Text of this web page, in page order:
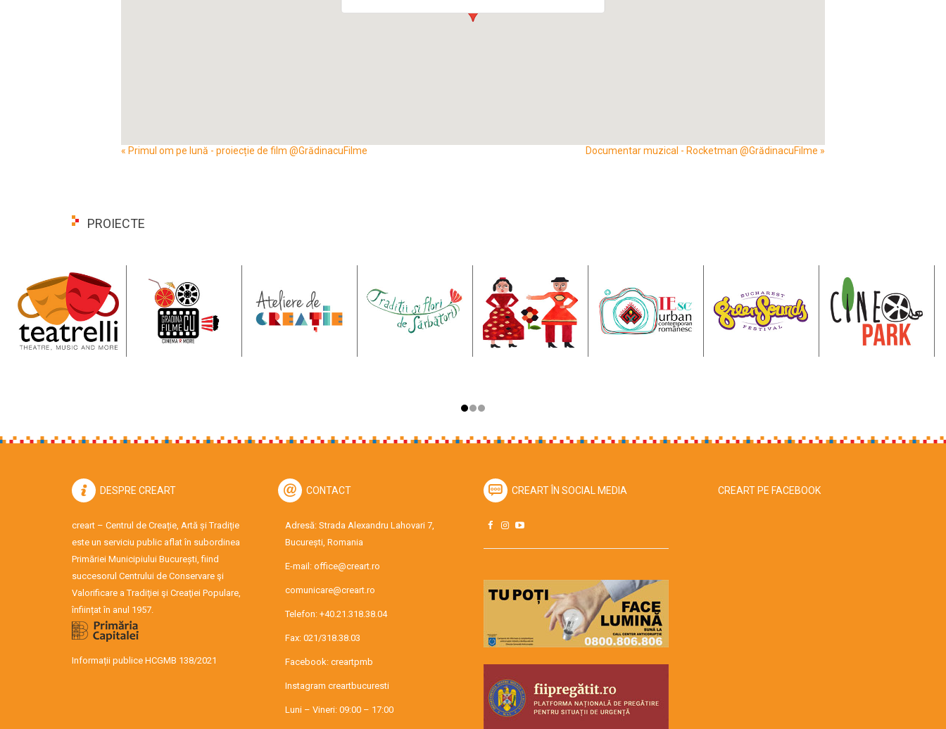
Event
« Primul om pe lună - proiecție de film @GrădinacuFilme Documentar muzical - Rocketman @GrădinacuFilme »
PROIECTE
DESPRE CREART
creart – Centrul de Creație, Artă și Tradiție
este un serviciu public aflat în subordinea
Primăriei Municipiului București, fiind
succesorul Centrului de Conservare şi
Valorificare a Tradiţiei şi Creaţiei Populare,
înființat în anul 1957.
Informații publice HCGMB 138/2021
CONTACT
Adresă: Strada Alexandru Lahovari 7,
București, Romania
E-mail: office@creart.ro
comunicare@creart.ro
Telefon: +40.21.318.38.04
Fax: 021/318.38.03
Facebook: creartpmb
Instagram creartbucuresti
Luni – Vineri: 09:00 – 17:00
CREART ÎN SOCIAL MEDIA CREART PE FACEBOOK